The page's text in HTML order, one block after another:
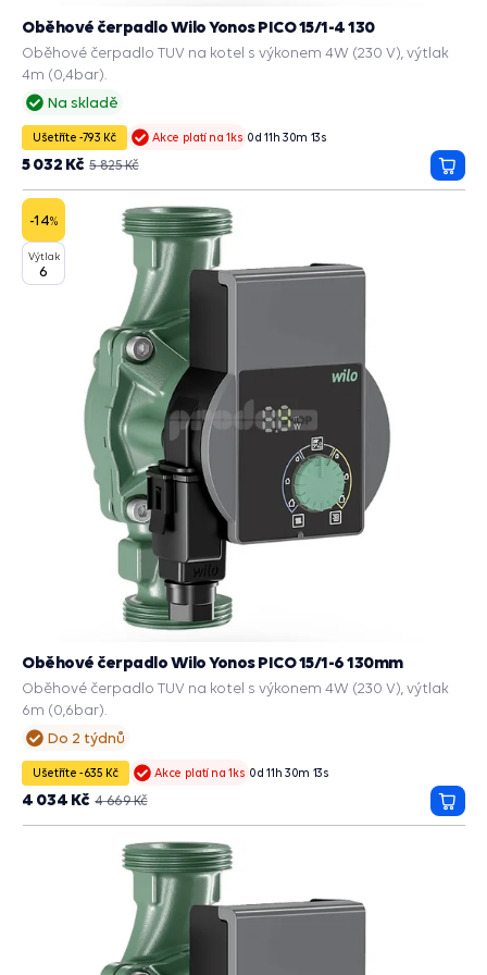
Na skladě
Oběhové čerpadlo Wilo Yonos PICO 15/1-4 130
Oběhové čerpadlo TUV na kotel s výkonem 4W (230 V), výtlak
4m (0,4bar).
Ušetříte -793 Kč Akce platí na 1ks 0d 11h 30m 13s
5 825 Kč
5 032 Kč
do
-14%
Výtlak
6
Do 2 týdnů
Oběhové čerpadlo Wilo Yonos PICO 15/1-6 130mm
Oběhové čerpadlo TUV na kotel s výkonem 4W (230 V), výtlak
6m (0,6bar).
Ušetříte -635 Kč Akce platí na 1ks 0d 11h 30m 13s
4 669 Kč
4 034 Kč
do